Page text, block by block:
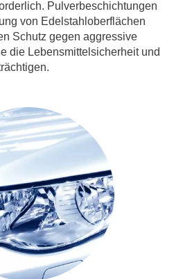
Pulverbeschichtungen
von Edelstahloberflächen
Schutz gegen aggressive
die Lebensmittelsicherheit und